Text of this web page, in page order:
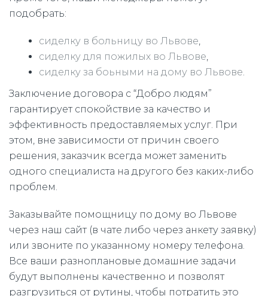
подобрать:
сиделку в больницу во Львове,
сиделку для пожилых во Львове,
сиделку за боьными на дому во Львове.
Заключение договора с “Добро людям”
гарантирует спокойствие за качество и
эффективность предоставляемых услуг. При
этом, вне зависимости от причин своего
решения, заказчик всегда может заменить
одного специалиста на другого без каких-либо
проблем.
Заказывайте помощницу по дому во Львове
через наш сайт (в чате либо через анкету заявку)
или звоните по указанному номеру телефона.
Все ваши разноплановые домашние задачи
будут выполнены качественно и позволят
разгрузиться от рутины, чтобы потратить это